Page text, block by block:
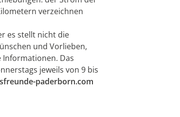
verzeichnen
es stellt nicht die
und Vorlieben,
Das
jeweils von 9 bis
paderborn.com